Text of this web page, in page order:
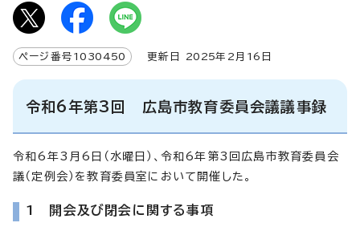
ページ番号 1030450 更新日 2025年2月 16 日
令和6年第3回 広島市教育委員会議議事録
令和6年3月6日（水曜日）、令和6年第3回広島市教育委員会
議（定例会）を教育委員室において開催した。
1 開会及び閉会に関する事項